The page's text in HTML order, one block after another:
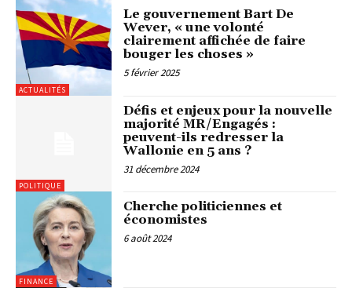
ACTUALITÉS
Le gouvernement Bart De
Wever, « une volonté
clairement affichée de faire
bouger les choses »
5 février 2025
POLITIQUE
Défis et enjeux pour la nouvelle
majorité MR/Engagés :
peuvent-ils redresser la
Wallonie en 5 ans ?
31 décembre 2024
FINANCE
Cherche politiciennes et
économistes
6 août 2024